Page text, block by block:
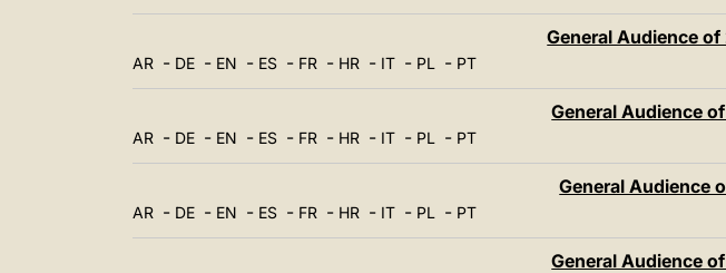
General Audience
AR - DE - EN - ES - FR - HR - IT - PL - PT
General Audience
AR - DE - EN - ES - FR - HR - IT - PL - PT
General Audience
AR - DE - EN - ES - FR - HR - IT - PL - PT
General Audience